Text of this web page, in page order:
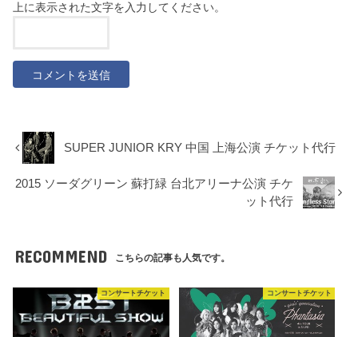
上に表示された文字を入力してください。
SUPER JUNIOR KRY 中国 上海公演 チケット代行
2015 ソーダグリーン 蘇打緑 台北アリーナ公演 チケ
ット代行
RECOMMEND こちらの記事も人気です。
コンサートチケット コンサートチケット